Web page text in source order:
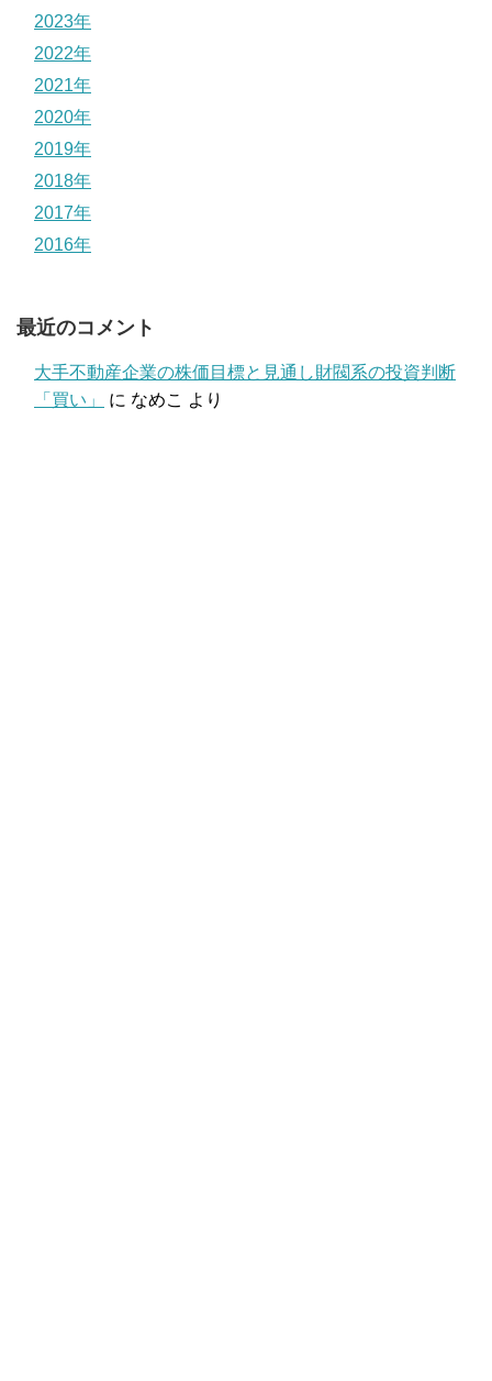
2023年
2022年
2021年
2020年
2019年
2018年
2017年
2016年
最近のコメント
大手不動産企業の株価目標と見通し財閥系の投資判断
「買い」
に なめこ より